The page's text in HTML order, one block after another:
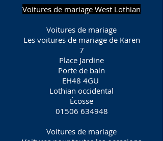
Voitures de mariage West Lothian
Voitures de mariage
Les voitures de mariage de Karen
7
Place Jardine
Porte de bain
EH48 4GU
Lothian occidental
Écosse
01506 634948
Voitures de mariage